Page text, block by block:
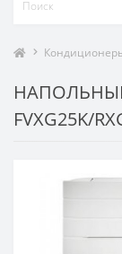
FVXG25K/